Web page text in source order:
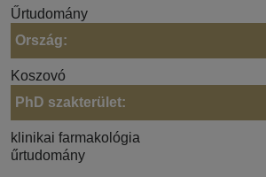
Űrtudomány
Ország:
Koszovó
PhD szakterület:
klinikai farmakológia
űrtudomány